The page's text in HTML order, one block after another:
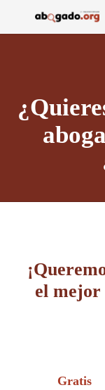
el mejor
Gratis